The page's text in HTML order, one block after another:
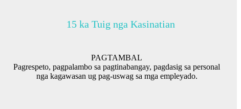
15 ka Tuig nga Kasinatian
PAGTAMBAL
Pagrespeto, pagpalambo sa pagtinabangay, pagdasig sa personal
nga kagawasan ug pag-uswag sa mga empleyado.